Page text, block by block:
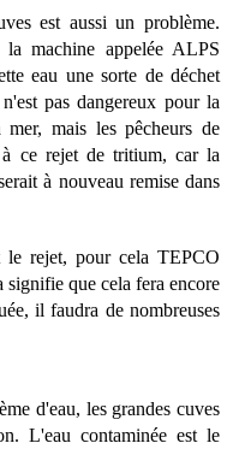
est aussi un problème.
machine appelée ALPS
eau une sorte de déchet
pas dangereux pour la
mais les pêcheurs de
à ce rejet de tritium, car la
à nouveau remise dans
le rejet, pour cela TEPCO
que cela fera encore
il faudra de nombreuses
d'eau, les grandes cuves
L'eau contaminée est le